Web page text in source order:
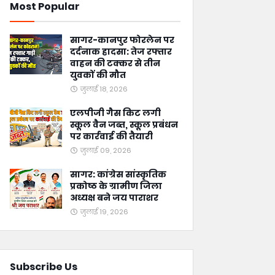
Most Popular
सागर-कानपुर फोरलेन पर
दर्दनाक हादसा: तेज रफ्तार
वाहन की टक्कर से तीन
युवकों की मौत
जुलाई 18, 2026
एलपीजी गैस किट लगी
स्कूल वैन जब्त, स्कूल प्रबंधन
पर कार्रवाई की तैयारी
जुलाई 09, 2026
सागर: कांग्रेस सांस्कृतिक
प्रकोष्ठ के ग्रामीण जिला
अध्यक्ष बने जय पाराशर
जुलाई 19, 2026
Subscribe Us